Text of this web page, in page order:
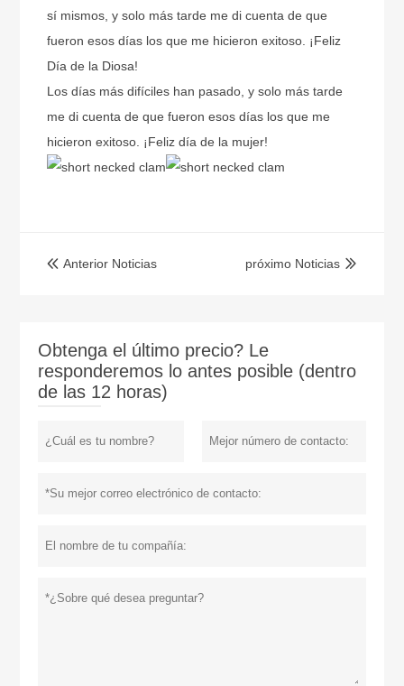
sí mismos, y solo más tarde me di cuenta de que
fueron esos días los que me hicieron exitoso. ¡Feliz
Día de la Diosa!
Los días más difíciles han pasado, y solo más tarde
me di cuenta de que fueron esos días los que me
hicieron exitoso. ¡Feliz día de la mujer!
 Anterior Noticias 
próximo Noticias
Obtenga el último precio? Le
responderemos lo antes posible (dentro
de las 12 horas)